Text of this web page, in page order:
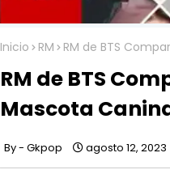
Inicio RM RM de BTS
RM de BTS
Mascota
Gkpop agosto 12, 2023